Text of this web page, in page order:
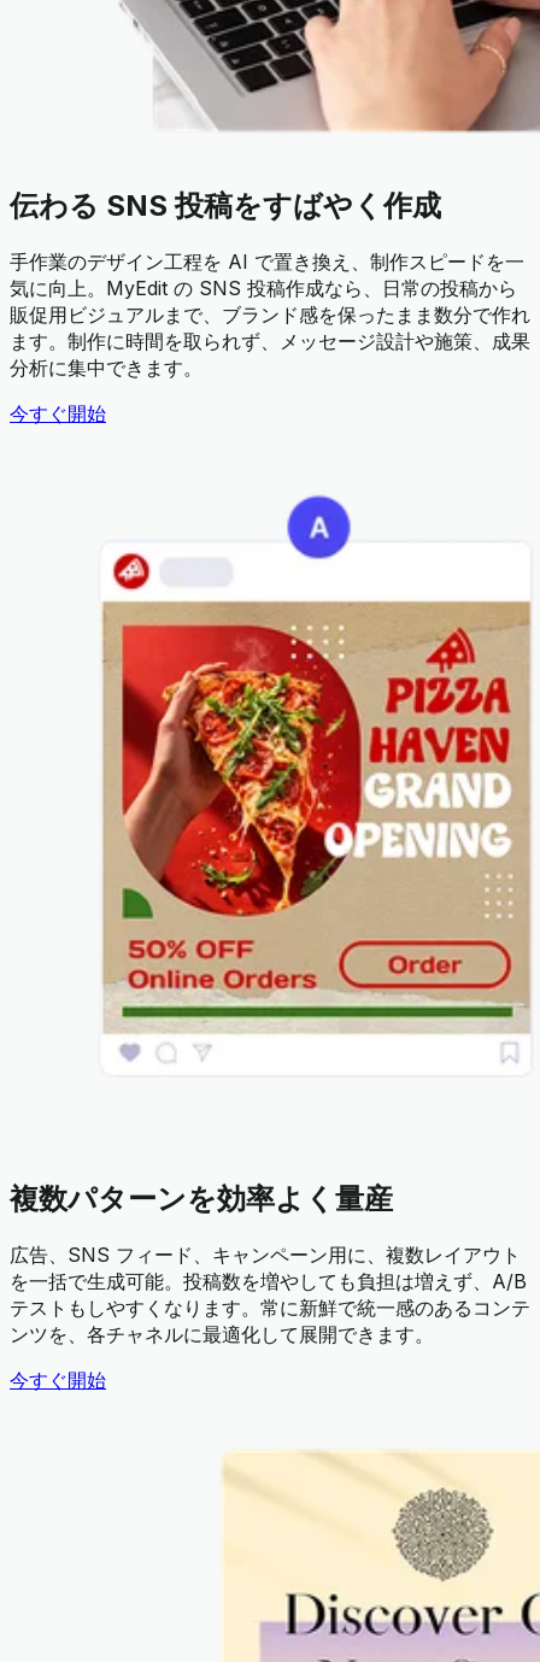
伝わる SNS 投稿をすばやく作成
手作業のデザイン工程を AI で置き換え、制作スピードを一
気に向上。MyEdit の SNS 投稿作成なら、日常の投稿から
販促用ビジュアルまで、ブランド感を保ったまま数分で作れ
ます。制作に時間を取られず、メッセージ設計や施策、成果
分析に集中できます。
今すぐ開始
複数パターンを効率よく量産
広告、SNS フィード、キャンペーン用に、複数レイアウト
を一括で生成可能。投稿数を増やしても負担は増えず、A/B
テストもしやすくなります。常に新鮮で統一感のあるコンテ
ンツを、各チャネルに最適化して展開できます。
今すぐ開始